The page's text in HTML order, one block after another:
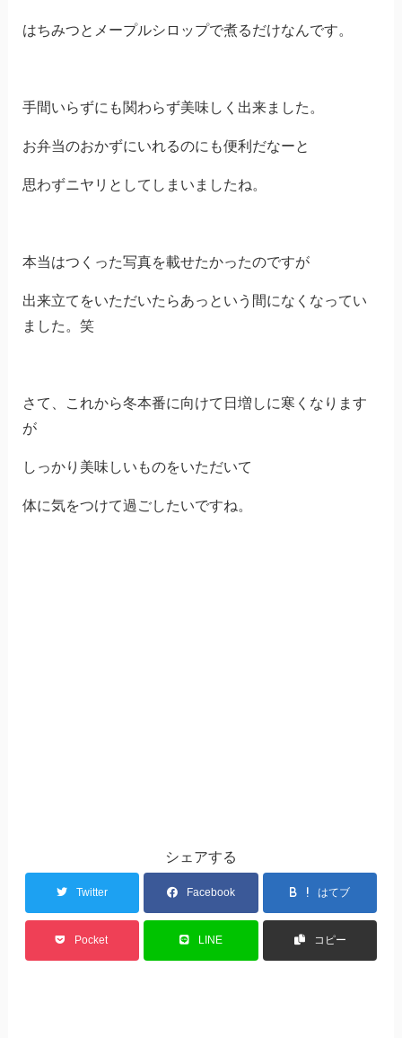
はちみつとメープルシロップで煮るだけなんです。
手間いらずにも関わらず美味しく出来ました。
お弁当のおかずにいれるのにも便利だなーと
思わずニヤリとしてしまいましたね。
本当はつくった写真を載せたかったのですが
出来立てをいただいたらあっという間になくなってい
ました。笑
さて、これから冬本番に向けて日増しに寒くなります
が
しっかり美味しいものをいただいて
体に気をつけて過ごしたいですね。
シェアする
Twitter Facebook はてブ
Pocket LINE コピー